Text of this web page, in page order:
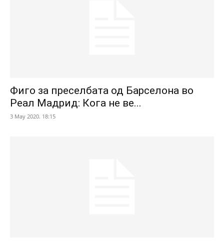
Фиго за преселбата од Барселона во
Реал Мадрид: Кога не ве...
3 May 2020. 18:15